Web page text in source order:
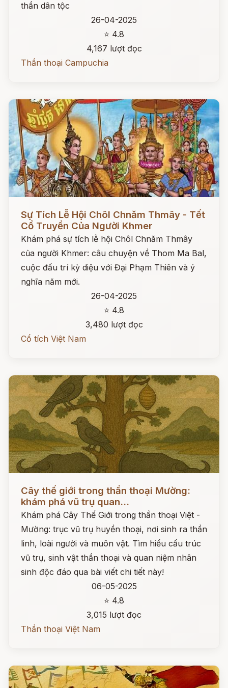
thần dân tộc
26-04-2025
⭐ 4.8
4,167 lượt đọc
Thần thoại Campuchia
Sự Tích Lễ Hội Chôl Chnăm Thmây - Tết
Cổ Truyền Của Người Khmer
Khám phá sự tích lễ hội Chôl Chnăm Thmây
của người Khmer: câu chuyện về Thom Ma Bal,
cuộc đấu trí kỳ diệu với Đại Phạm Thiên và ý
nghĩa năm mới.
26-04-2025
⭐ 4.8
3,480 lượt đọc
Cổ tích Việt Nam
Cây thế giới trong thần thoại Mường:
khám phá vũ trụ quan...
Khám phá Cây Thế Giới trong thần thoại Việt -
Mường: trục vũ trụ huyền thoại, nơi sinh ra thần
linh, loài người và muôn vật. Tìm hiểu cấu trúc
vũ trụ, sinh vật thần thoại và quan niệm nhân
sinh độc đáo qua bài viết chi tiết này!
06-05-2025
⭐ 4.8
3,015 lượt đọc
Thần thoại Việt Nam